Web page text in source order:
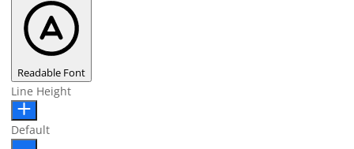
Readable Font
Line Height
Default